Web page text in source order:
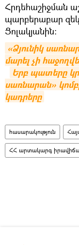
Հրդեհաշիջման
պարբերաբար
Ցոլակյանին:
«Ձյունիկ
մարել չի
Երբ պատերը
սառնարան»
կադրերը
հասարակություն
ՀՀ արտակարգ